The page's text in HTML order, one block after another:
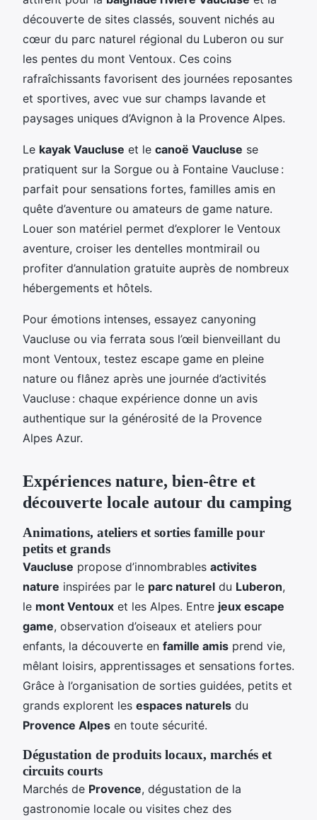
découverte de sites classés, souvent nichés au
cœur du parc naturel régional du Luberon ou sur
les pentes du mont Ventoux. Ces coins
rafraîchissants favorisent des journées reposantes
et sportives, avec vue sur champs lavande et
paysages uniques d’Avignon à la Provence Alpes.
Le kayak Vaucluse et le canoë Vaucluse se
pratiquent sur la Sorgue ou à Fontaine Vaucluse :
parfait pour sensations fortes, familles amis en
quête d’aventure ou amateurs de game nature.
Louer son matériel permet d’explorer le Ventoux
aventure, croiser les dentelles montmirail ou
profiter d’annulation gratuite auprès de nombreux
hébergements et hôtels.
Pour émotions intenses, essayez canyoning
Vaucluse ou via ferrata sous l’œil bienveillant du
mont Ventoux, testez escape game en pleine
nature ou flânez après une journée d’activités
Vaucluse : chaque expérience donne un avis
authentique sur la générosité de la Provence
Alpes Azur.
Expériences nature, bien-être et
découverte locale autour du camping
Animations, ateliers et sorties famille pour
petits et grands
Vaucluse propose d’innombrables activites
nature inspirées par le parc naturel du Luberon,
le mont Ventoux et les Alpes. Entre jeux escape
game, observation d’oiseaux et ateliers pour
enfants, la découverte en famille amis prend vie,
mêlant loisirs, apprentissages et sensations fortes.
Grâce à l’organisation de sorties guidées, petits et
grands explorent les espaces naturels du
Provence Alpes en toute sécurité.
Dégustation de produits locaux, marchés et
circuits courts
Marchés de Provence, dégustation de la
gastronomie locale ou visites chez des